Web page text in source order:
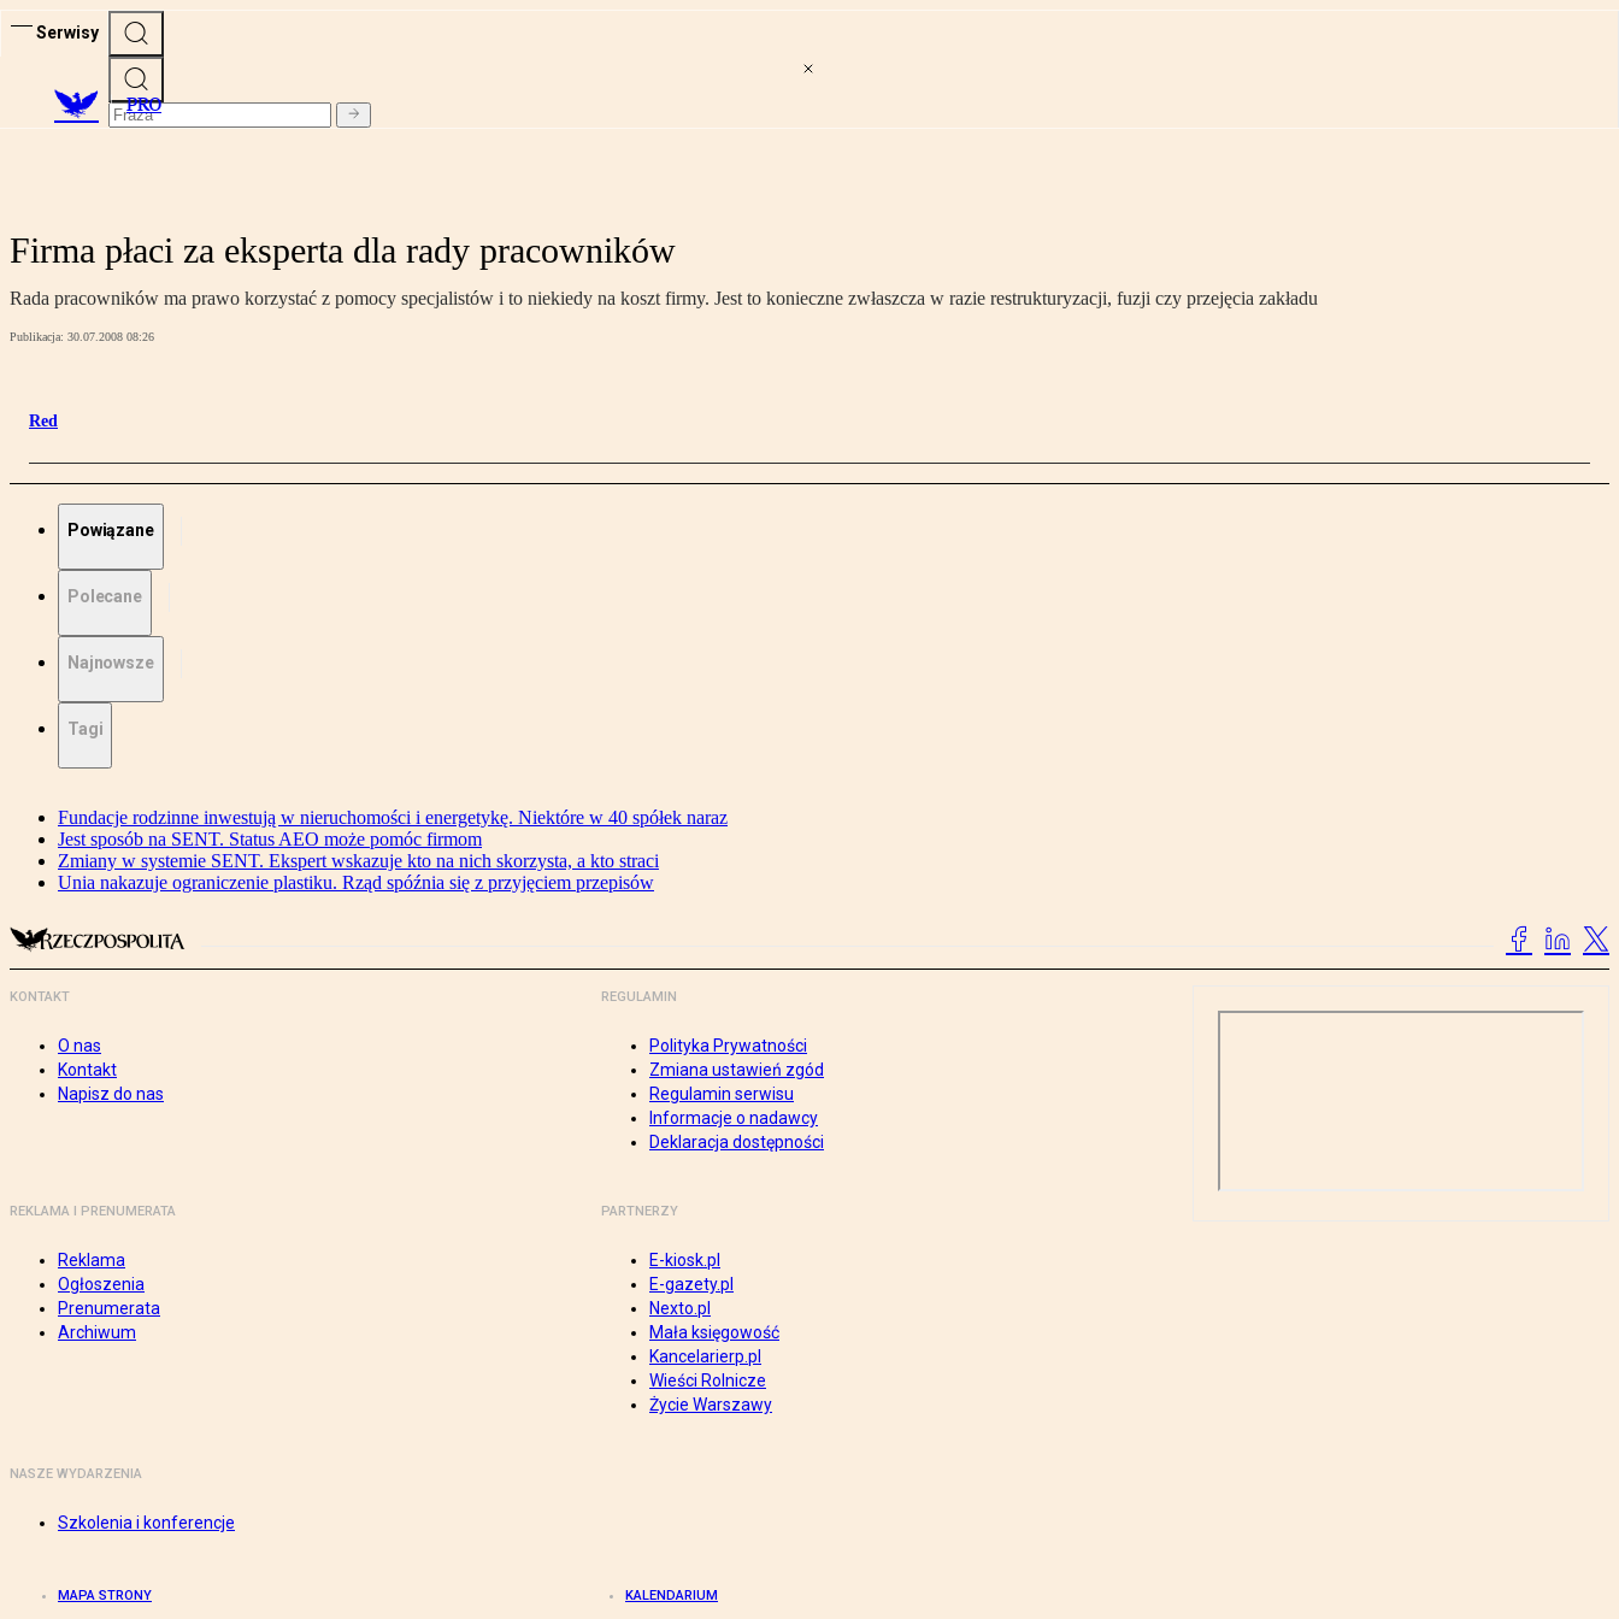
Serwisy
PRO
Firma płaci za eksperta dla rady pracowników
Rada pracowników ma prawo korzystać z pomocy specjalistów i to niekiedy na koszt firmy. Jest to konieczne zwłaszcza w razie restrukturyzacji, fuzji czy przejęcia zakładu
Publikacja: 30.07.2008 08:26
Red
Powiązane
Polecane
Najnowsze
Tagi
Fundacje rodzinne inwestują w nieruchomości i energetykę. Niektóre w 40 spółek naraz
Jest sposób na SENT. Status AEO może pomóc firmom
Zmiany w systemie SENT. Ekspert wskazuje kto na nich skorzysta, a kto straci
Unia nakazuje ograniczenie plastiku. Rząd spóźnia się z przyjęciem przepisów
KONTAKT
O nas
Kontakt
Napisz do nas
REGULAMIN
Polityka Prywatności
Zmiana ustawień zgód
Regulamin serwisu
Informacje o nadawcy
Deklaracja dostępności
REKLAMA I PRENUMERATA
Reklama
Ogłoszenia
Prenumerata
Archiwum
PARTNERZY
E-kiosk.pl
E-gazety.pl
Nexto.pl
Mała księgowość
Kancelarierp.pl
Wieści Rolnicze
Życie Warszawy
NASZE WYDARZENIA
Szkolenia i konferencje
MAPA STRONY KALENDARIUM